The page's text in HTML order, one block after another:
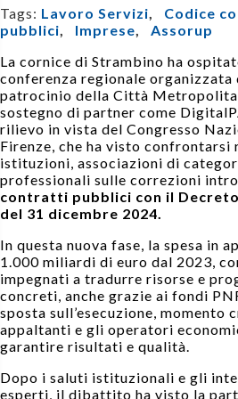
Tags: Lavoro Servizi, Codice
pubblici, Imprese, Assorup
La cornice di Strambino ha
conferenza regionale organizzata
patrocinio della Città
sostegno di partner come
rilievo in vista del Congresso
Firenze, che ha visto confrontarsi
istituzioni, associazioni di
professionali sulle correzioni
contratti pubblici con il
del 31 dicembre 2024.
In questa nuova fase, la spesa in
1.000 miliardi di euro dal 2023,
impegnati a tradurre risorse e
concreti, anche grazie ai fondi
sposta sull’esecuzione, momento
appaltanti e gli operatori
garantire risultati e qualità.
Dopo i saluti istituzionali e gli
esperti, il dibattito ha visto la